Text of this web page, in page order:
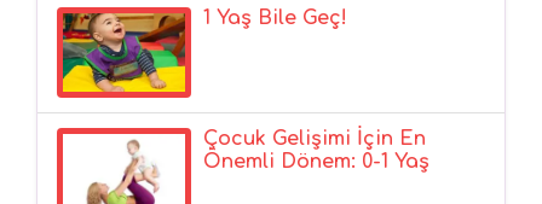
1 Yaş Bile Geç!
Çocuk Gelişimi İçin En
Önemli Dönem: 0-1 Yaş